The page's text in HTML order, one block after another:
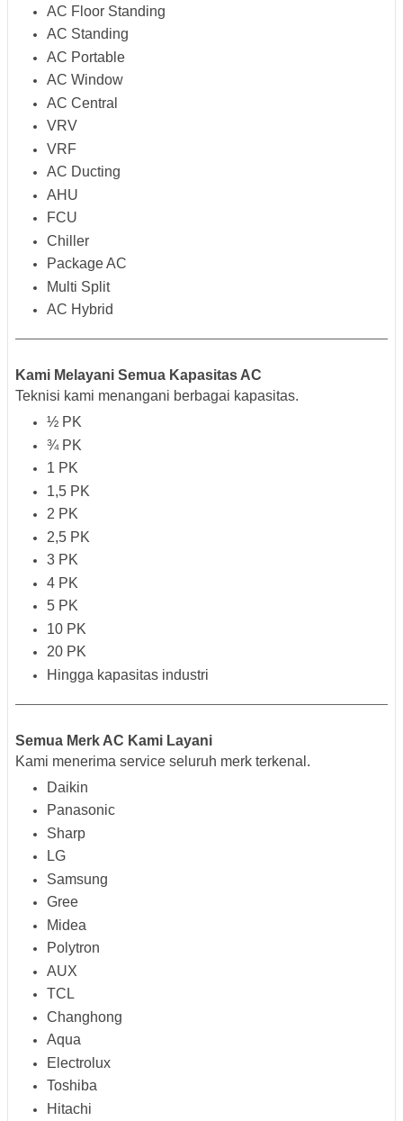
AC Floor Standing
AC Standing
AC Portable
AC Window
AC Central
VRV
VRF
AC Ducting
AHU
FCU
Chiller
Package AC
Multi Split
AC Hybrid
Kami Melayani Semua Kapasitas AC
Teknisi kami menangani berbagai kapasitas.
½ PK
¾ PK
1 PK
1,5 PK
2 PK
2,5 PK
3 PK
4 PK
5 PK
10 PK
20 PK
Hingga kapasitas industri
Semua Merk AC Kami Layani
Kami menerima service seluruh merk terkenal.
Daikin
Panasonic
Sharp
LG
Samsung
Gree
Midea
Polytron
AUX
TCL
Changhong
Aqua
Electrolux
Toshiba
Hitachi